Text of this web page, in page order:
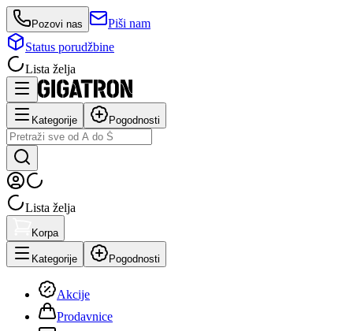
Pozovi nas
Piši nam
Status porudžbine
Lista želja
Kategorije Pogodnosti
Lista želja
Korpa
Kategorije Pogodnosti
Akcije
Prodavnice